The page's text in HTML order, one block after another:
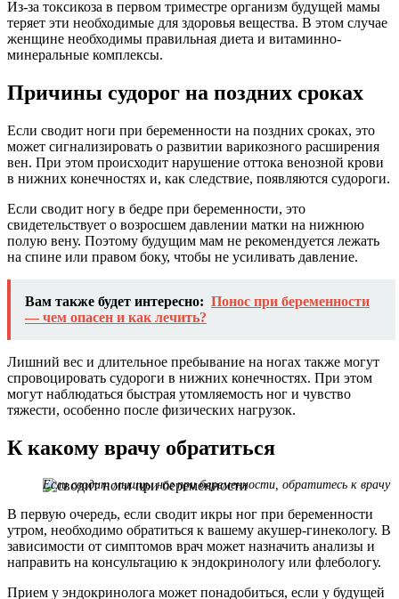
Из-за токсикоза в первом триместре организм будущей мамы
теряет эти необходимые для здоровья вещества. В этом случае
женщине необходимы правильная диета и витаминно-
минеральные комплексы.
Причины судорог на поздних сроках
Если сводит ноги при беременности на поздних сроках, это
может сигнализировать о развитии варикозного расширения
вен. При этом происходит нарушение оттока венозной крови
в нижних конечностях и, как следствие, появляются судороги.
Если сводит ногу в бедре при беременности, это
свидетельствует о возросшем давлении матки на нижнюю
полую вену. Поэтому будущим мам не рекомендуется лежать
на спине или правом боку, чтобы не усиливать давление.
Вам также будет интересно: Понос при беременности
— чем опасен и как лечить?
Лишний вес и длительное пребывание на ногах также могут
спровоцировать судороги в нижних конечностях. При этом
могут наблюдаться быстрая утомляемость ног и чувство
тяжести, особенно после физических нагрузок.
К какому врачу обратиться
Если сводит мышцы ног при беременности, обратитесь к врачу
В первую очередь, если сводит икры ног при беременности
утром, необходимо обратиться к вашему акушер-гинекологу. В
зависимости от симптомов врач может назначить анализы и
направить на консультацию к эндокринологу или флебологу.
Прием у эндокринолога может понадобиться, если у будущей